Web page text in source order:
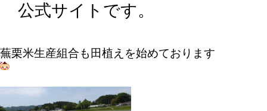
公式サイトです。
蕪栗米生産組合も田植えを始めております